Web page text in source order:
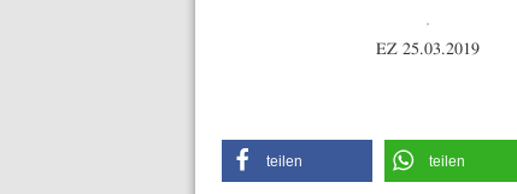
EZ 25.03.2019
teilen teilen